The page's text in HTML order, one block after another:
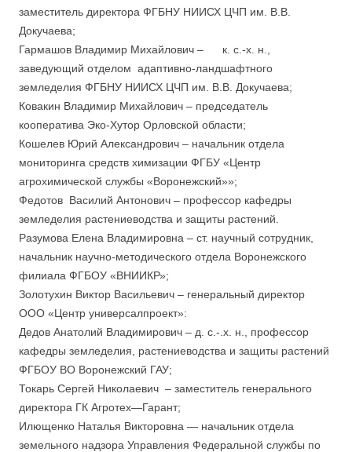
заместитель директора ФГБНУ НИИСХ ЦЧП им. В.В.
Докучаева;
Гармашов Владимир Михайлович – к. с.-х. н.,
заведующий отделом адаптивно-ландшафтного
земледелия ФГБНУ НИИСХ ЦЧП им. В.В. Докучаева;
Ковакин Владимир Михайлович – председатель
кооператива Эко-Хутор Орловской области;
Кошелев Юрий Александрович – начальник отдела
мониторинга средств химизации ФГБУ «Центр
агрохимической службы «Воронежский»»;
Федотов Василий Антонович – профессор кафедры
земледелия растениеводства и защиты растений.
Разумова Елена Владимировна – ст. научный сотрудник,
начальник научно-методического отдела Воронежского
филиала ФГБОУ «ВНИИКР»;
Золотухин Виктор Васильевич – генеральный директор
ООО «Центр универсалпроект»:
Дедов Анатолий Владимирович – д. с.-.х. н., профессор
кафедры земледелия, растениеводства и защиты растений
ФГБОУ ВО Воронежский ГАУ;
Токарь Сергей Николаевич – заместитель генерального
директора ГК Агротех—Гарант;
Илющенко Наталья Викторовна — начальник отдела
земельного надзора Управления Федеральной службы по